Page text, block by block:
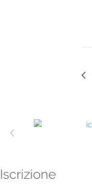
Iscrizione